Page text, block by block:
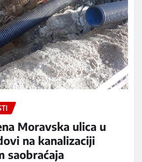
Moravska ulica u
na kanalizaciji
saobraćaja